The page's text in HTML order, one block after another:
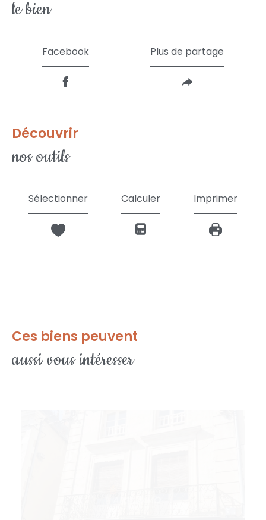
le bien
Facebook Plus de partage
découvrir
nos outils
Sélectionner Calculer Imprimer
Ces biens peuvent
aussi vous intéresser